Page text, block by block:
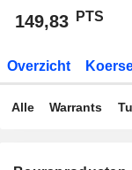
149,83 PTS
Overzicht
Alle Warrants